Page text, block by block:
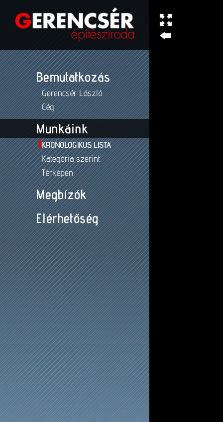
Bemutatkozás
Gerencsér László
Cég
Munkáink
KRONOLOGIKUS LISTA
Kategória szerint
Térképen
Megbízók
Elérhetőség